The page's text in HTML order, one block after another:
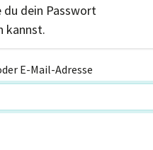
du dein Passwort
kannst.
E-Mail-Adresse